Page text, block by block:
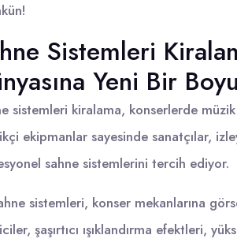
Sistemleri
Yeni Bir
sistemleri kiralama, konserlerde
ekipmanlar sayesinde sanatçılar,
sahne sistemlerini tercih ediyor.
sistemleri, konser mekanlarına
şaşırtıcı ışıklandırma efektleri,